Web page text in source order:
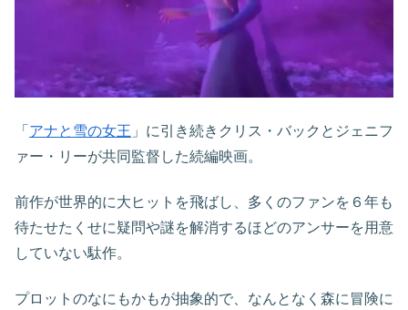
「 アナと雪の女王 」に引き続きクリス・バックとジェニフ
ァー・リーが共同監督した続編映画。
前作が世界的に大ヒットを飛ばし、多くのファンを６年も
待たせたくせに疑問や謎を解消するほどのアンサーを用意
していない駄作。
プロットのなにもかもが抽象的で、なんとなく森に冒険に